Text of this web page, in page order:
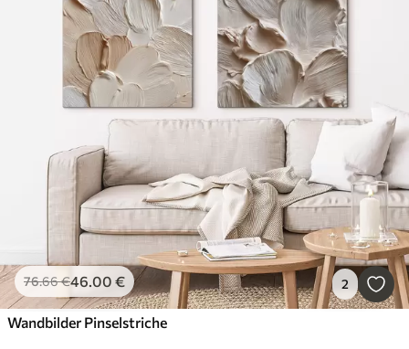
76.66€46.00 € 2
Wandbilder Pinselstriche